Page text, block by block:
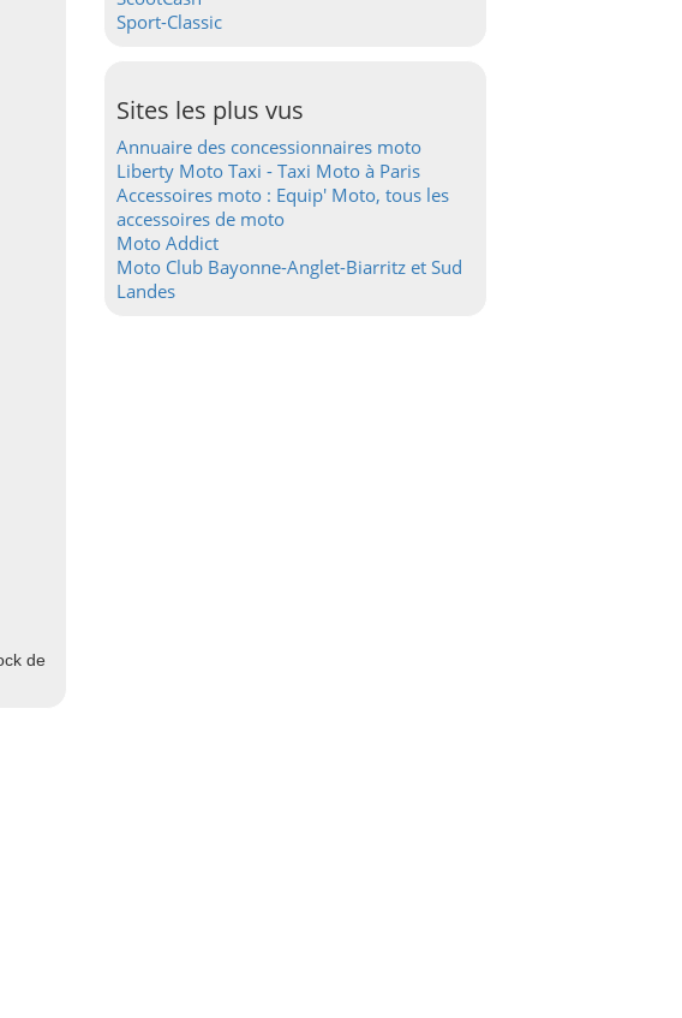
de
Sport-Classic
Sites les plus vus
Annuaire des concessionnaires moto
Liberty Moto Taxi - Taxi Moto à Paris
Accessoires moto : Equip' Moto, tous les
accessoires de moto
Moto Addict
Moto Club Bayonne-Anglet-Biarritz et Sud
Landes